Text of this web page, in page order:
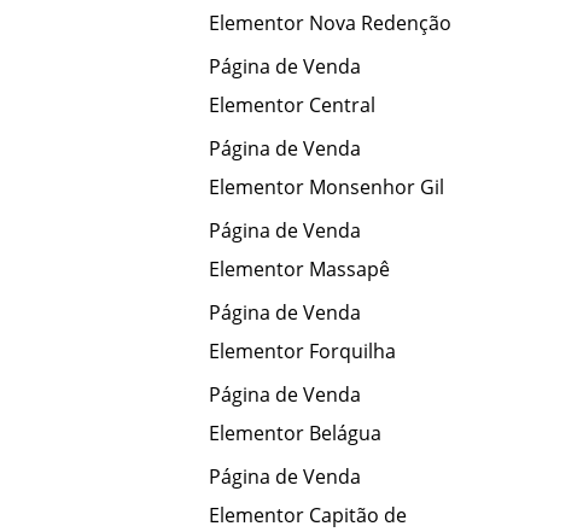
Elementor Nova Redenção
Página de Venda
Elementor Central
Página de Venda
Elementor Monsenhor Gil
Página de Venda
Elementor Massapê
Página de Venda
Elementor Forquilha
Página de Venda
Elementor Belágua
Página de Venda
Elementor Capitão de